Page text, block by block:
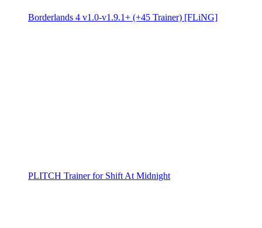
Borderlands 4 v1.0-v1.9.1+ (+45 Trainer) [FLiNG]
PLITCH Trainer for Shift At Midnight